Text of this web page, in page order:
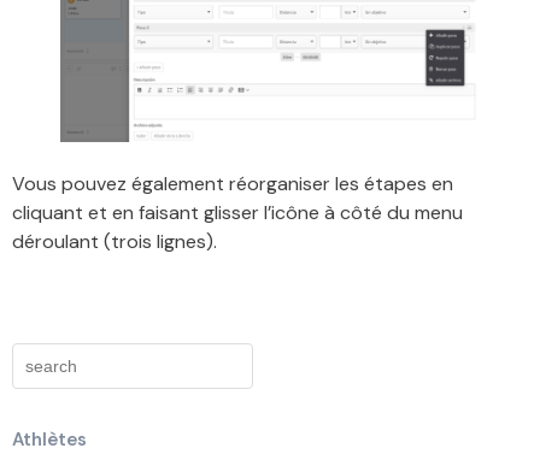
Vous pouvez également réorganiser les étapes en
cliquant et en faisant glisser l’icône à côté du menu
déroulant (trois lignes).
Athlètes